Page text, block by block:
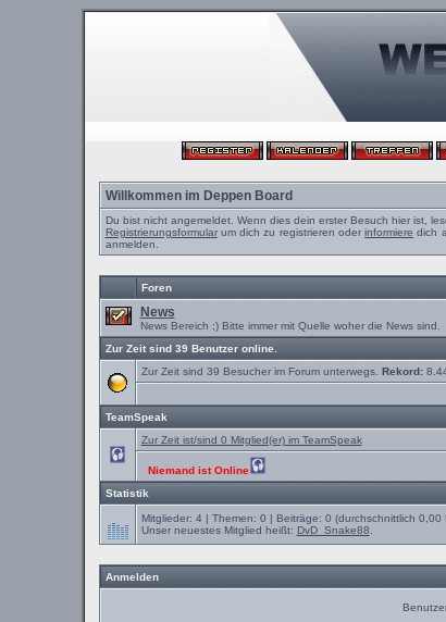
Willkommen im Deppen Board
Du bist nicht angemeldet. Wenn dies dein erster Besuch hier ist,
Registrierungsformularum dich zu registrieren oderinformiere dich
anmelden.
Foren
News
News Bereich ;) Bitte immer mit Quelle woher die News sind.
Zur Zeit sind 39 Benutzer online.
Zur Zeit sind 39 Besucher im Forum unterwegs. Rekord:
TeamSpeak
Zur Zeit ist/sind 0 Mitglied(er) im TeamSpeak
Niemand ist Online
Statistik
Mitglieder: 4 | Themen: 0 | Beiträge: 0 (durchschnittlich 0,00
Unser neuestes Mitglied heißt: DvD_Snake88
Anmelden